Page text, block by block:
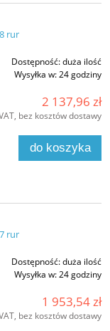
rur
Dostępność:duża ilość
Wysyłka w:24 godziny
2 137,96 zł
bez kosztów dostawy
do koszyka
rur
Dostępność:duża ilość
Wysyłka w:24 godziny
1 953,54 zł
bez kosztów dostawy